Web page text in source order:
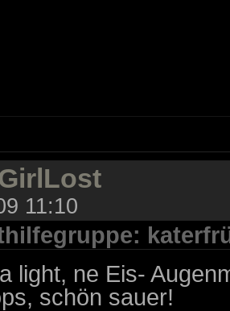
11:10
light, ne Eis-
schön sauer!